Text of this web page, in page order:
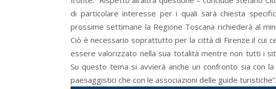
di particolare interesse per i quali sarà chiesta
prossime settimane la Regione Toscana richiederà al
Ciò è necessario soprattutto per la città di Firenze il cui
essere valorizzato nella sua totalità mentre non tutti i
Su questo tema si avvierà anche un confronto sia con
paesaggistici che con le associazioni delle guide